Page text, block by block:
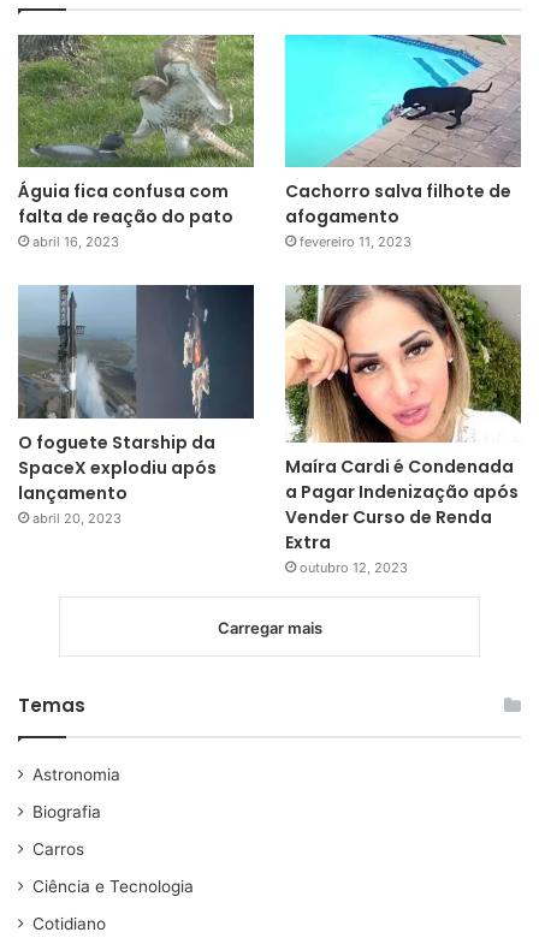
Águia fica confusa com
falta de reação do pato
abril 16, 2023
Cachorro salva filhote de
afogamento
fevereiro 11, 2023
O foguete Starship da
SpaceX explodiu após
lançamento
abril 20, 2023
Maíra Cardi é Condenada
a Pagar Indenização após
Vender Curso de Renda
Extra
outubro 12, 2023
Carregar mais
Temas
Astronomia
Biografia
Carros
Ciência e Tecnologia
Cotidiano